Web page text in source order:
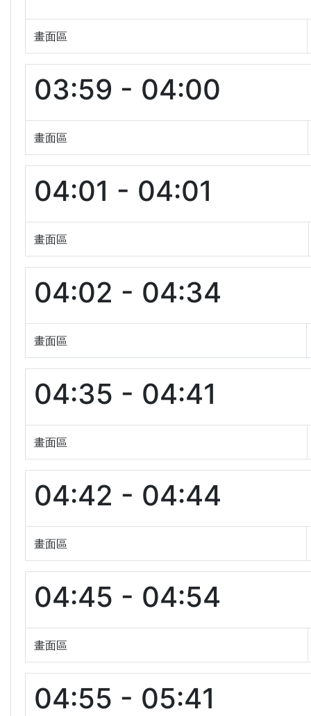
畫面區
03:59 - 04:00
畫面區
04:01 - 04:01
畫面區
04:02 - 04:34
畫面區
04:35 - 04:41
畫面區
04:42 - 04:44
畫面區
04:45 - 04:54
畫面區
04:55 - 05:41